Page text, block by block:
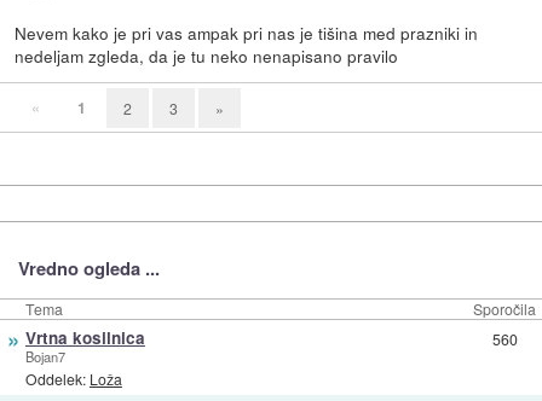
Nevem kako je pri vas ampak pri nas je tišina med prazniki in
nedeljam zgleda, da je tu neko nenapisano pravilo
« 1 2 3 »
Vredno ogleda ...
Tema Sporočila
» Vrtna kosilnica
Bojan7
Oddelek: Loža
560